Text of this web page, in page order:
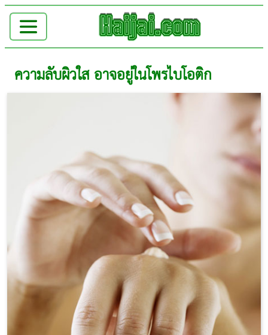
ความลับผิวใส อาจอยู่ในโพรไบโอติก